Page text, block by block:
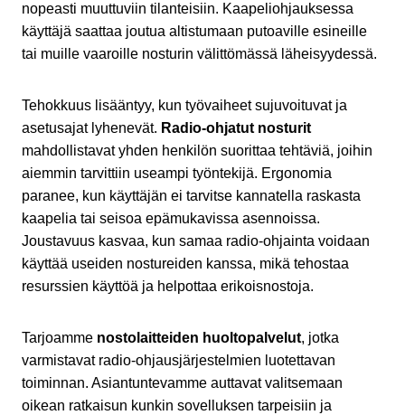
nopeasti muuttuviin tilanteisiin. Kaapeliohjauksessa
käyttäjä saattaa joutua altistumaan putoaville esineille
tai muille vaaroille nosturin välittömässä läheisyydessä.
Tehokkuus lisääntyy, kun työvaiheet sujuvoituvat ja
asetusajat lyhenevät. Radio-ohjatut nosturit
mahdollistavat yhden henkilön suorittaa tehtäviä, joihin
aiemmin tarvittiin useampi työntekijä. Ergonomia
paranee, kun käyttäjän ei tarvitse kannatella raskasta
kaapelia tai seisoa epämukavissa asennoissa.
Joustavuus kasvaa, kun samaa radio-ohjainta voidaan
käyttää useiden nostureiden kanssa, mikä tehostaa
resurssien käyttöä ja helpottaa erikoisnostoja.
Tarjoamme nostolaitteiden huoltopalvelut, jotka
varmistavat radio-ohjausjärjestelmien luotettavan
toiminnan. Asiantuntevamme auttavat valitsemaan
oikean ratkaisun kunkin sovelluksen tarpeisiin ja